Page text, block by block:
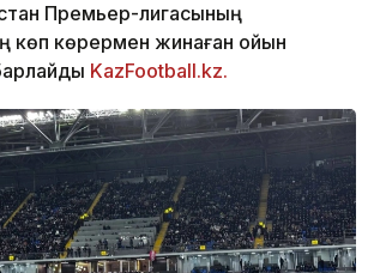
Премьер-лигасының
көп көрермен жинаған ойын
KazFootball.kz.